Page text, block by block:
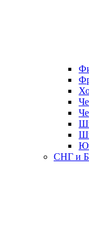
СНГ и